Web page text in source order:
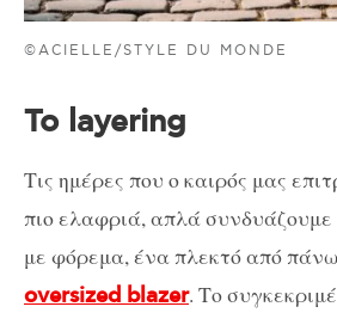
©ACIELLE/STYLE DU MONDE
To layering
Τις ημέρες που ο καιρός μας
πιο ελαφριά, απλά συνδυάζουμε
με φόρεμα, ένα πλεκτό από
oversized blazer. Το